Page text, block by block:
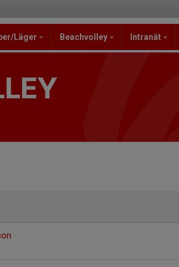
Läger Beachvolley Intranät